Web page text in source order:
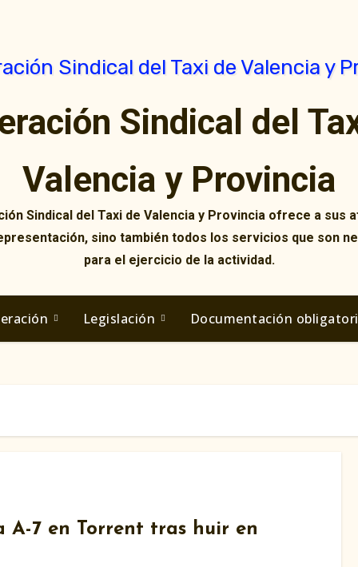
Sindical del
Valencia y Provincia
Sindical del Taxi de Valencia y Provincia ofrece a sus
sino también todos los servicios que son
para el ejercicio de la actividad.
Legislación Documentación
A-7 en Torrent tras huir en